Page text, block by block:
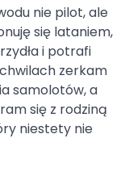
nie pilot, ale
się lataniem,
i potrafi
zerkam
samolotów, a
się z rodziną
niestety nie